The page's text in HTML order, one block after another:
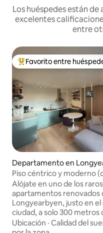
Los huéspedes están
excelentes
entre
Favorito entre los
Favorito entre
Departamento en
en
Piso céntrico y moderno
potable)
Alójate en uno de los raros
apartamentos renovados
Longyearbyen, justo en
ciudad, a solo 300 metros
supermercado. La
Ubicación · Calidad del